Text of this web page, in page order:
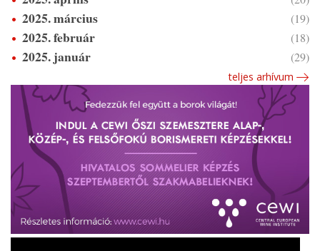
2025. március (19)
2025. február (18)
2025. január (29)
teljes arhívum